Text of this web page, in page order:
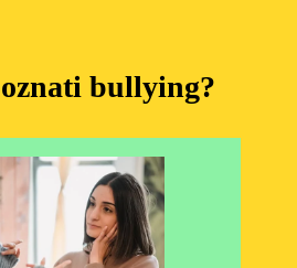
bullying?